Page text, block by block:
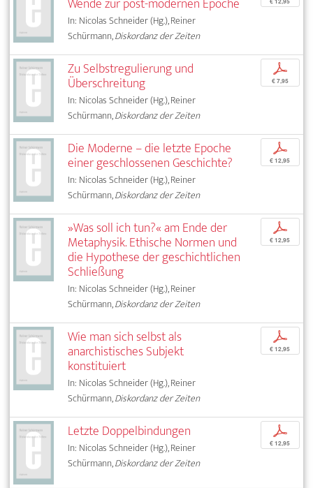
In: Nicolas Schneider (Hg.), Reiner
Schürmann,Diskordanz der Zeiten
Zu Selbstregulierung und
Überschreitung
In: Nicolas Schneider (Hg.), Reiner
Schürmann,Diskordanz der Zeiten
p
€ 7,95
Die Moderne – die letzte Epoche
einer geschlossenen Geschichte?
In: Nicolas Schneider (Hg.), Reiner
Schürmann,Diskordanz der Zeiten
p
€ 12,95
»Was soll ich tun?« am Ende der
Metaphysik. Ethische Normen und
die Hypothese der geschichtlichen
Schließung
In: Nicolas Schneider (Hg.), Reiner
Schürmann,Diskordanz der Zeiten
p
€ 12,95
Wie man sich selbst als
anarchistisches Subjekt
konstituiert
In: Nicolas Schneider (Hg.), Reiner
Schürmann,Diskordanz der Zeiten
p
€ 12,95
Letzte Doppelbindungen
In: Nicolas Schneider (Hg.), Reiner
Schürmann,Diskordanz der Zeiten
p
€ 12,95